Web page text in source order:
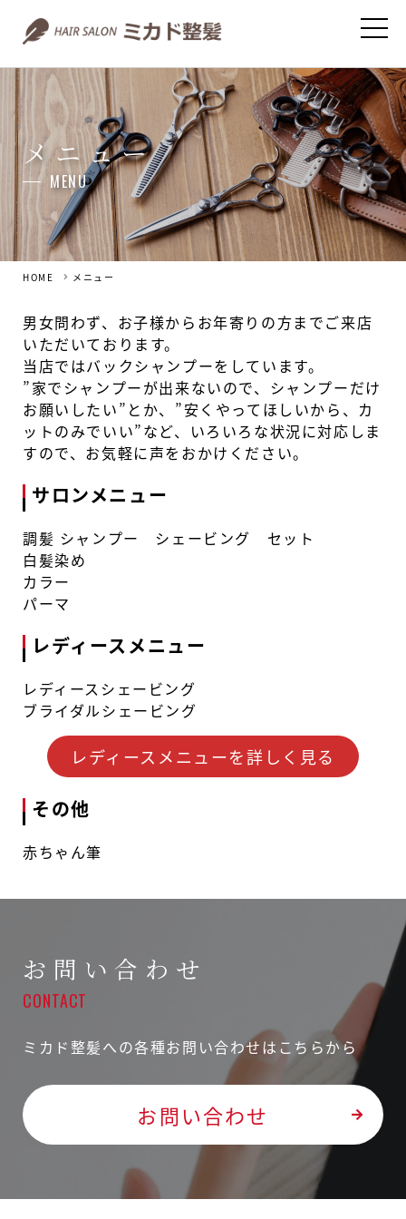
メニュー
MENU
HOME メニュー
男女問わず、お子様からお年寄りの方までご来店
いただいております。
当店ではバックシャンプーをしています。
”家でシャンプーが出来ないので、シャンプーだけ
お願いしたい”とか、”安くやってほしいから、カ
ットのみでいい”など、いろいろな状況に対応しま
すので、お気軽に声をおかけください。
サロンメニュー
調髪 シャンプー シェービング セット
白髪染め
カラー
パーマ
レディースメニュー
レディースシェービング
ブライダルシェービング
レディースメニューを詳しく見る
その他
赤ちゃん筆
お問い合わせ
CONTACT
ミカド整髪への各種お問い合わせはこちらから
お問い合わせ